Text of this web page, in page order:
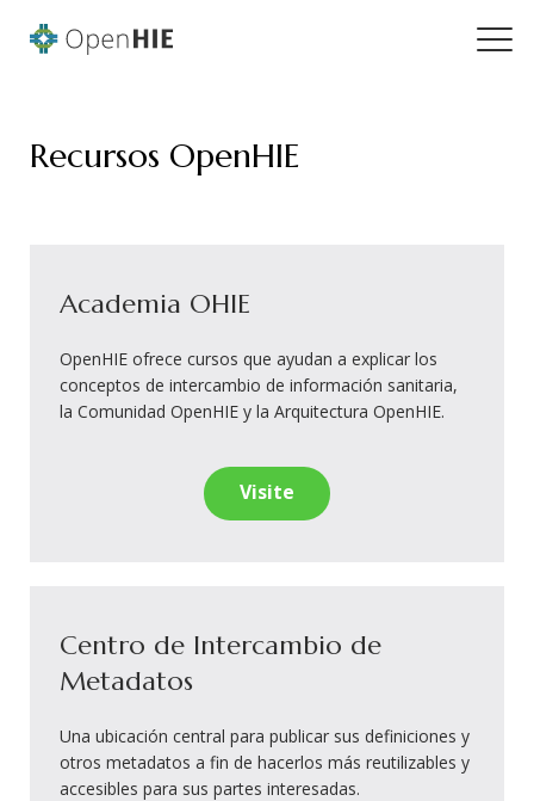
Recursos OpenHIE
Academia OHIE
OpenHIE ofrece cursos que ayudan a explicar los
conceptos de intercambio de información sanitaria,
la Comunidad OpenHIE y la Arquitectura OpenHIE.
Visite
Centro de Intercambio de
Metadatos
Una ubicación central para publicar sus definiciones y
otros metadatos a fin de hacerlos más reutilizables y
accesibles para sus partes interesadas.